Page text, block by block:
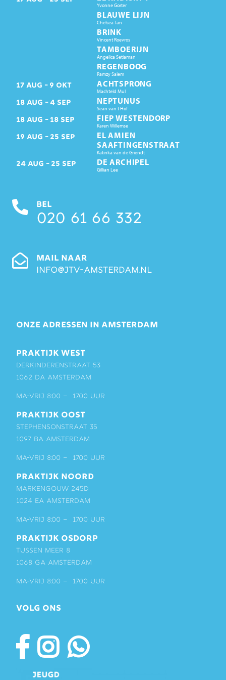
Yvonne Gorter
BLAUWE LIJN
Chelsea Tan
BRINK
Vincent Roevros
TAMBOERIJN
Angelica Setiaman
REGENBOOG
Ramzy Salem
17 AUG 9 OKT ACHTSPRONG
Machteld Mul
18 AUG 4 SEP NEPTUNUS
Sean van t Hof
18 AUG 18 SEP FIEP WESTENDORP
Karen Willemse
19 AUG 25 SEP
EL AMIEN
SAAFTINGENSTRAAT
Katinka van de Griendt
24 AUG 25 SEP DE ARCHIPEL
Gillian Lee
BEL
020 61 66 332
MAIL NAAR
info@jtv-amsterdam.nl
ONZE ADRESSEN IN AMSTERDAM
PRAKTIJK WEST
Derkinderenstraat 53
1062 DA Amsterdam
ma-vrij 8:00 – 17:00 uur
PRAKTIJK OOST
Stephensonstraat 35
1097 BA Amsterdam
ma-vrij 8:00 – 17:00 uur
PRAKTIJK NOORD
Markengouw 245D
1024 EA Amsterdam
ma-vrij 8:00 – 17:00 uur
PRAKTIJK OSDORP
Tussen Meer 8
1068 GA Amsterdam
ma-vrij 8:00 – 17:00 uur
VOLG ONS